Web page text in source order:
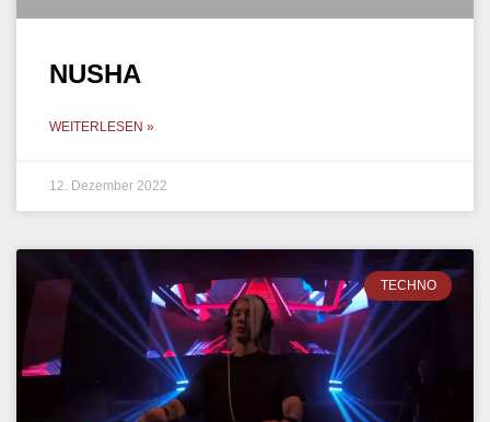
NUSHA
WEITERLESEN »
12. Dezember 2022
TECHNO